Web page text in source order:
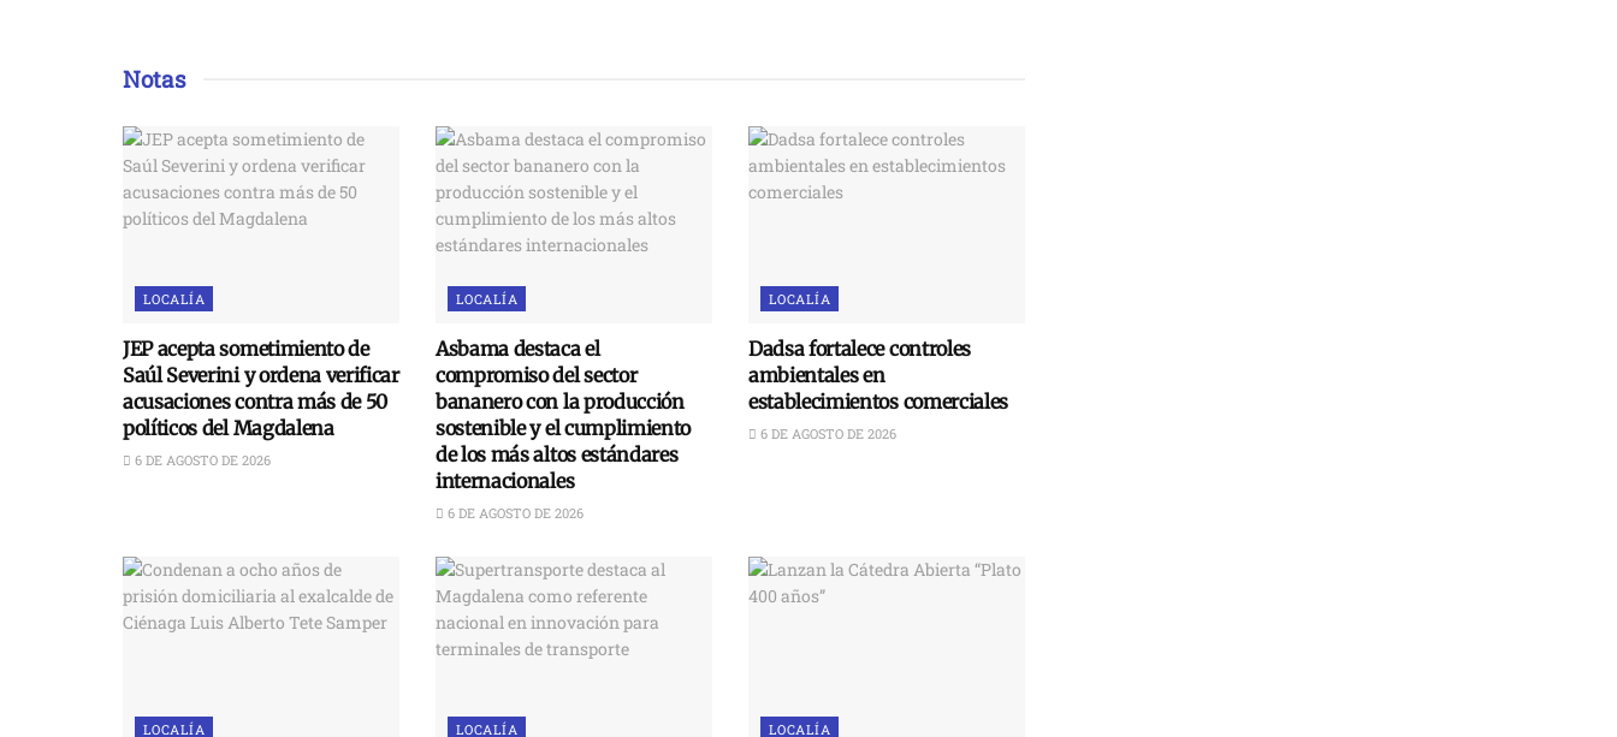
Notas
LOCALÍA
JEP acepta sometimiento de
Saúl Severini y ordena verificar
acusaciones contra más de 50
políticos del Magdalena
6 DE AGOSTO DE 2026
LOCALÍA
Asbama destaca el
compromiso del sector
bananero con la producción
sostenible y el cumplimiento
de los más altos estándares
internacionales
6 DE AGOSTO DE 2026
LOCALÍA
Dadsa fortalece controles
ambientales en
establecimientos comerciales
6 DE AGOSTO DE 2026
LOCALÍA LOCALÍA LOCALÍA